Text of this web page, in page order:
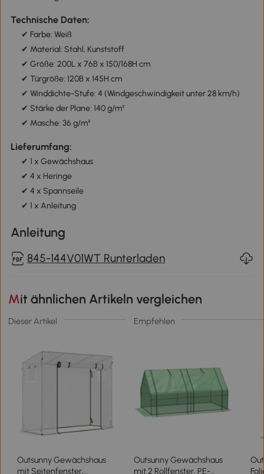
Technische Daten:
✔ Farbe: Weiß
✔ Material: Stahl, Kunststoff
✔ Größe: 200L x 76B x 150/168H cm
✔ Türgröße: 120B x 145H cm
✔ Winddichte-Stufe: 4 (Windgeschwindigkeit unter 28 km/h)
✔ Stärke der Plane: 140 g/m²
✔ Masche: 36 g/m²
Lieferumfang:
✔ 1 x Gewächshaus
✔ 4 x Heringe
✔ 4 x Spannseile
✔ 1 x Anleitung
Anleitung
845-144V01WT Runterladen
Mit ähnlichen Artikeln vergleichen
Dieser Artikel Empfehlen
Outsunny Gewächshaus
mit Seitenfenster,
Outsunny Gewächshaus
mit 2 Rollfenster, PE-